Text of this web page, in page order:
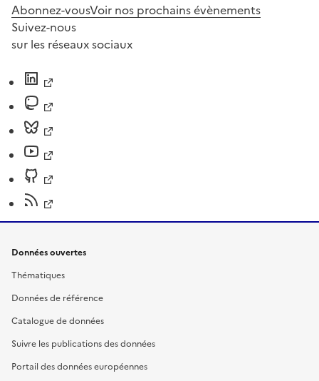
Abonnez-vousVoir nos prochains évènements
Suivez-nous
sur les réseaux sociaux
Données ouvertes
Thématiques
Données de référence
Catalogue de données
Suivre les publications des données
Portail des données européennes